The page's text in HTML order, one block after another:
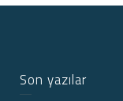
Son yazılar